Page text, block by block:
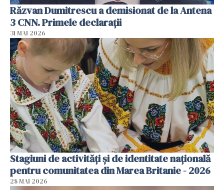
Răzvan Dumitrescu a demisionat de la Antena
3 CNN. Primele declarații
31 MAI 2026
Stagiuni de activități și de identitate națională
pentru comunitatea din Marea Britanie - 2026
28 MAI 2026